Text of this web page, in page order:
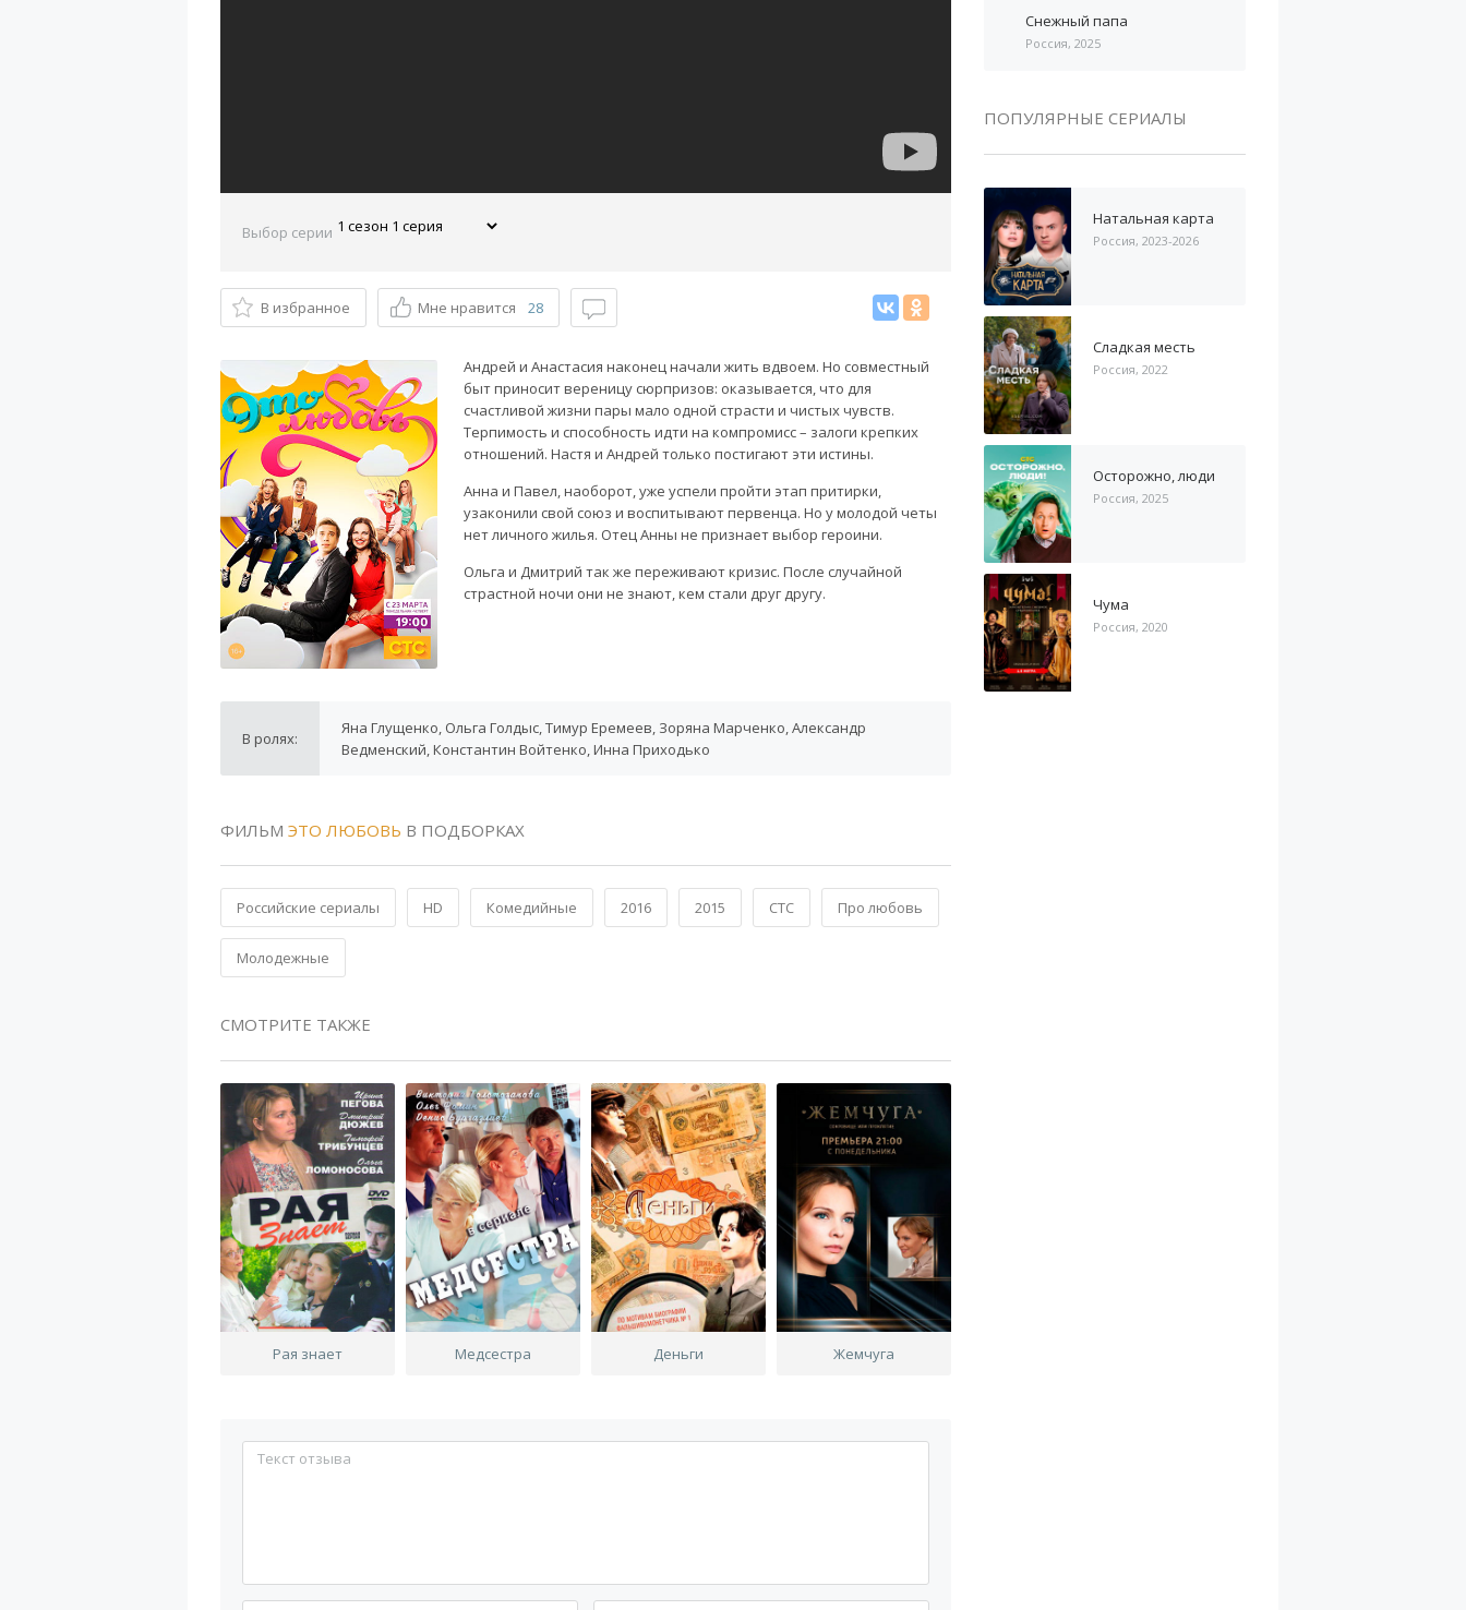
Выбор серии
В избранное Мне нравится 28
Андрей и Анастасия наконец начали жить вдвоем. Но совместный
быт приносит вереницу сюрпризов: оказывается, что для
счастливой жизни пары мало одной страсти и чистых чувств.
Терпимость и способность идти на компромисс – залоги крепких
отношений. Настя и Андрей только постигают эти истины.
Анна и Павел, наоборот, уже успели пройти этап притирки,
узаконили свой союз и воспитывают первенца. Но у молодой четы
нет личного жилья. Отец Анны не признает выбор героини.
Ольга и Дмитрий так же переживают кризис. После случайной
страстной ночи они не знают, кем стали друг другу.
В ролях:
Яна Глущенко, Ольга Голдыс, Тимур Еремеев, Зоряна Марченко, Александр
Ведменский, Константин Войтенко, Инна Приходько
ФИЛЬМ ЭТО ЛЮБОВЬ В ПОДБОРКАХ
Российские сериалы HD Комедийные 2016 2015 СТС Про любовь
Молодежные
СМОТРИТЕ ТАКЖЕ
Рая знает Медсестра Деньги Жемчуга
Снежный папа
Россия, 2025
ПОПУЛЯРНЫЕ СЕРИАЛЫ
Натальная карта
Россия, 2023-2026
Сладкая месть
Россия, 2022
Осторожно, люди
Россия, 2025
Чума
Россия, 2020